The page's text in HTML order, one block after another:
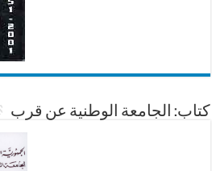
كتاب: الجامعة الوطنية عن قرب